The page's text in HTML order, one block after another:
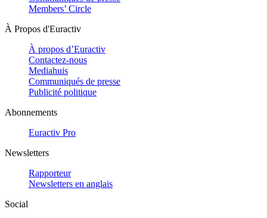
Members’ Circle
À Propos d'Euractiv
À propos d’Euractiv
Contactez-nous
Mediahuis
Communiqués de presse
Publicité politique
Abonnements
Euractiv Pro
Newsletters
Rapporteur
Newsletters en anglais
Social